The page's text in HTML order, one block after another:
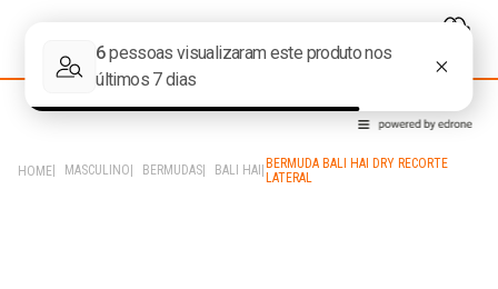
MASCULINO BERMUDAS BALI HAI
BERMUDA BALI HAI DRY RECORTE
LATERAL